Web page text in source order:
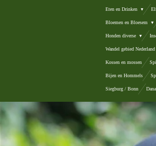
Eten en Drinken
Bloemen en Bloesem
Honden diverse
Wandel gebied Nederland
Kossen en mossen
Bijen en Hommels
Siegburg / Bonn